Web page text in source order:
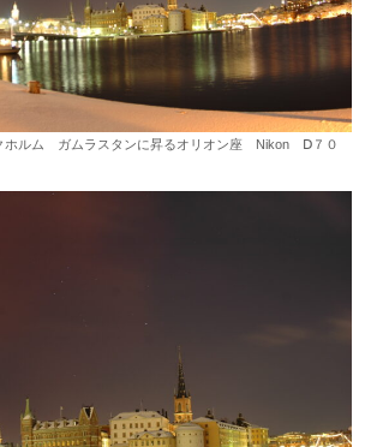
ホルム ガムラスタンに昇るオリオン座 Nikon Ⅾ７０